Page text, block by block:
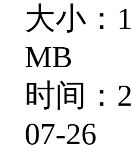
大小：
MB
时间：
07-26